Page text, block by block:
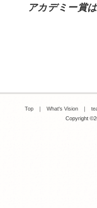
アカデミー賞
Top What's Vision
Copyright